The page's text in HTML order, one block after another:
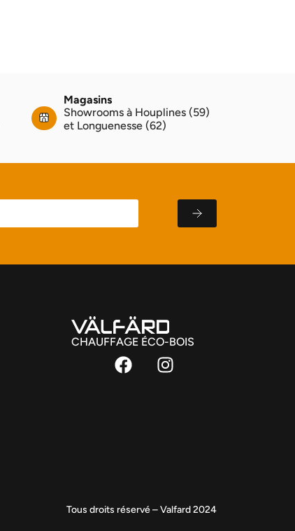
Magasins
Showrooms à Houplines (59)
et Longuenesse (62)
CHAUFFAGE ÉCO-BOIS
Tous droits réservé – Valfard 2024